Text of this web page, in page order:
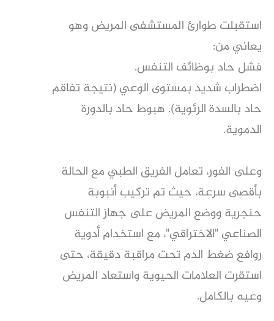
​استقبلت طوارئ المستشفى المريض وهو
يعاني من:
​فشل حاد بوظائف التنفس.
​اضطراب شديد بمستوى الوعي (نتيجة تفاقم
حاد بالسدة الرئوية). ​هبوط حاد بالدورة
الدموية.
​وعلى الفور، تعامل الفريق الطبي مع الحالة
بأقصى سرعة، حيث تم تركيب أنبوبة
حنجرية ووضع المريض على جهاز التنفس
الصناعي "الاختراقي"، مع استخدام أدوية
روافع ضغط الدم تحت مراقبة دقيقة، حتى
استقرت العلامات الحيوية واستعاد المريض
وعيه بالكامل.